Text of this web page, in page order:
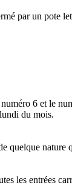
par un pote
6 et le
du mois.
nature
les entrées